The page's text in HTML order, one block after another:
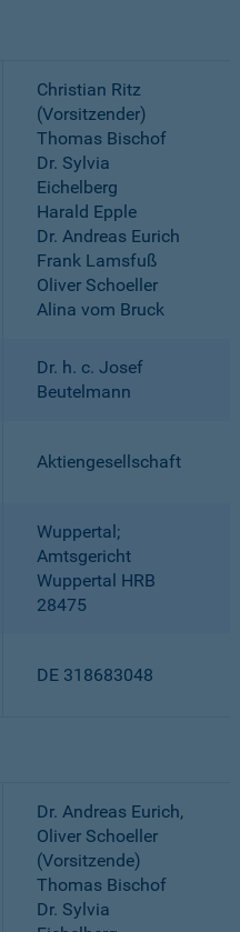
Christian Ritz
(Vorsitzender)
Thomas Bischof
Dr. Sylvia
Eichelberg
Harald Epple
Dr. Andreas Eurich
Frank Lamsfuß
Oliver Schoeller
Alina vom Bruck
Dr. h. c. Josef
Beutelmann
Aktiengesellschaft
Wuppertal;
Amtsgericht
Wuppertal HRB
28475
DE 318683048
Dr. Andreas Eurich,
Oliver Schoeller
(Vorsitzende)
Thomas Bischof
Dr. Sylvia